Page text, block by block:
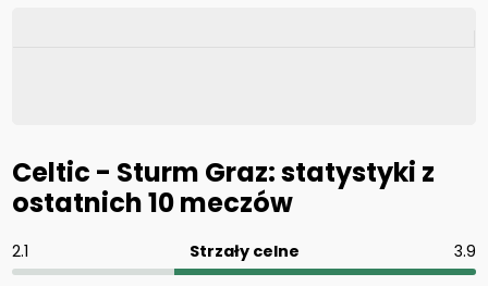
Celtic - Sturm Graz: statystyki z
ostatnich 10 meczów
2.1 Strzały celne 3.9